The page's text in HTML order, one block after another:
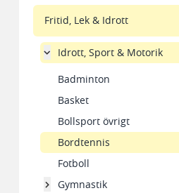
Fritid, Lek & Idrott
Idrott, Sport & Motorik
Badminton
Basket
Bollsport övrigt
Bordtennis
Fotboll
Gymnastik